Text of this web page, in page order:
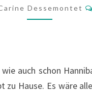
Dessemontet
auch schon
zu Hause. Es wäre